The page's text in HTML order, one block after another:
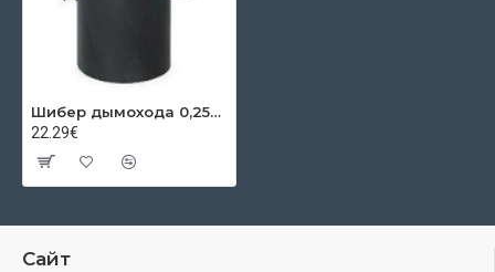
Шибер дымохода 0,25м Ø160х2мм
22.29€
Сайт